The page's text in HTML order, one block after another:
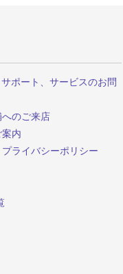
ポート、サービスのお問
のご来店
内
ライバシーポリシー